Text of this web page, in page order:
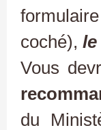
coché),
Vous
du